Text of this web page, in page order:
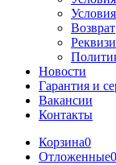
Возврат
Новости
Гарантия и
Вакансии
Контакты
Корзина0
Отложенные0